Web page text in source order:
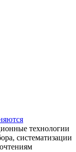
технологии
систематизации